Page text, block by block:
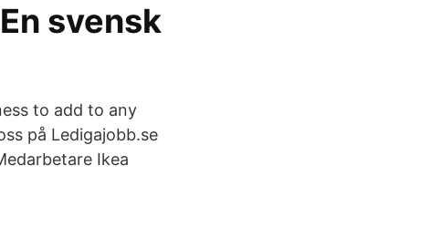
svensk
to add to any
på Ledigajobb.se
Ikea